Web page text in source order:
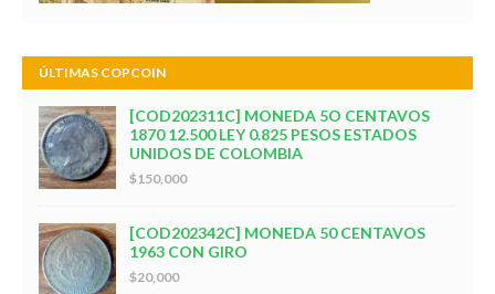
ÚLTIMAS COPCOIN
[COD202311C] MONEDA 5O CENTAVOS
1870 12.500 LEY 0.825 PESOS ESTADOS
UNIDOS DE COLOMBIA
$150,000
[COD202342C] MONEDA 50 CENTAVOS
1963 CON GIRO
$20,000